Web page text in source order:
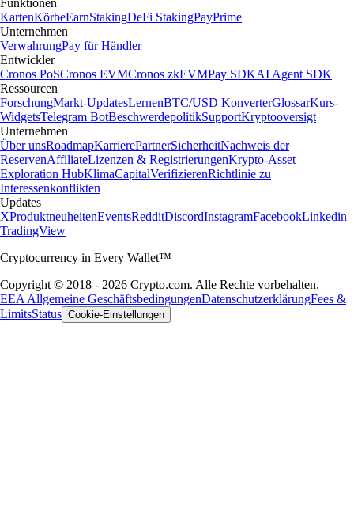
Funktionen
KartenKörbeEarnStakingDeFi StakingPayPrime
Unternehmen
VerwahrungPay für Händler
Entwickler
Cronos PoSCronos EVMCronos zkEVMPay SDKAI Agent SDK
Ressourcen
ForschungMarkt-UpdatesLernenBTC/USD KonverterGlossarKurs-
WidgetsTelegram BotBeschwerdepolitikSupportKryptooversigt
Unternehmen
Über unsRoadmapKarrierePartnerSicherheitNachweis der
ReservenAffiliateLizenzen & RegistrierungenKrypto-Asset
Exploration HubKlimaCapitalVerifizierenRichtlinie zu
Interessenkonflikten
Updates
XProduktneuheitenEventsRedditDiscordInstagramFacebookLinkedin
TradingView
Cryptocurrency in Every Wallet™
Copyright © 2018 - 2026 Crypto.com. Alle Rechte vorbehalten.
EEA Allgemeine GeschäftsbedingungenDatenschutzerklärungFees &
LimitsStatus Cookie-Einstellungen